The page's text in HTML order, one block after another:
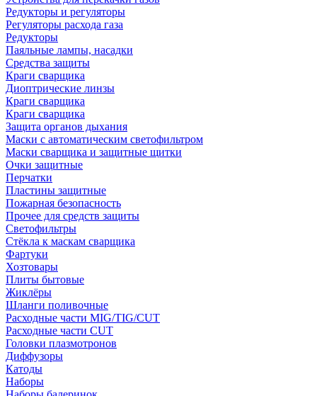
Редукторы и регуляторы
Регуляторы расхода газа
Редукторы
Паяльные лампы, насадки
Средства защиты
Краги сварщика
Диоптрические линзы
Краги сварщика
Краги сварщика
Защита органов дыхания
Маски с автоматическим светофильтром
Маски сварщика и защитные щитки
Очки защитные
Перчатки
Пластины защитные
Пожарная безопасность
Прочее для средств защиты
Светофильтры
Стёкла к маскам сварщика
Фартуки
Хозтовары
Плиты бытовые
Жиклёры
Шланги поливочные
Расходные части MIG/TIG/CUT
Расходные части CUT
Головки плазмотронов
Диффузоры
Катоды
Наборы